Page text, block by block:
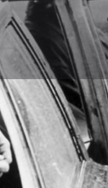
Bonus 1
Donnez votre avis
Affiche